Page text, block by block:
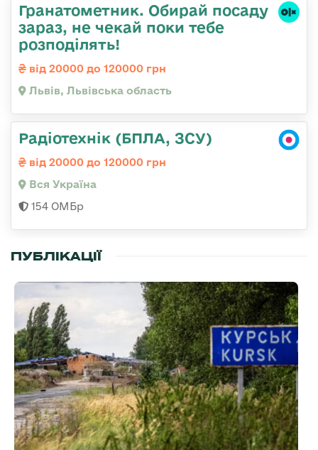
Гранатометник. Обирай посаду
зараз, не чекай поки тебе
розподілять!
від 20000 до 120000 грн
Львів, Львівська область
Радіотехнік (БПЛА, ЗСУ)
від 20000 до 120000 грн
Вся Україна
154 ОМБр
ПУБЛІКАЦІЇ